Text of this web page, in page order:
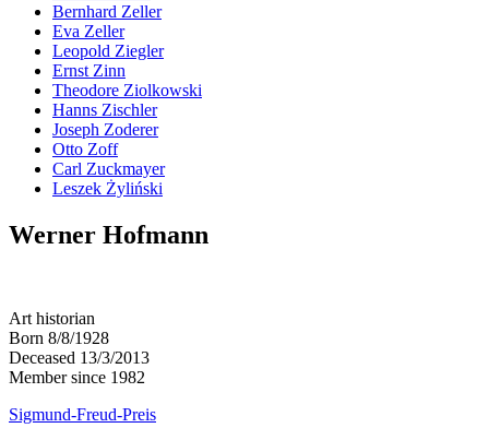
Bernhard Zeller
Eva Zeller
Leopold Ziegler
Ernst Zinn
Theodore Ziolkowski
Hanns Zischler
Joseph Zoderer
Otto Zoff
Carl Zuckmayer
Leszek Żyliński
Werner Hofmann
Art historian
Born 8/8/1928
Deceased 13/3/2013
Member since 1982
Sigmund-Freud-Preis